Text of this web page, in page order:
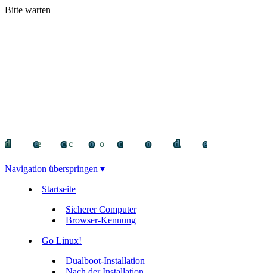
Bitte warten
decocode
decocode
deco
Navigation überspringen ▾
Startseite
Sicherer Computer
Browser-Kennung
Go Linux!
Dualboot-Installation